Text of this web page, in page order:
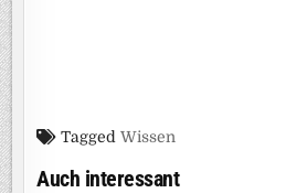
TaggedWissen
Auch interessant